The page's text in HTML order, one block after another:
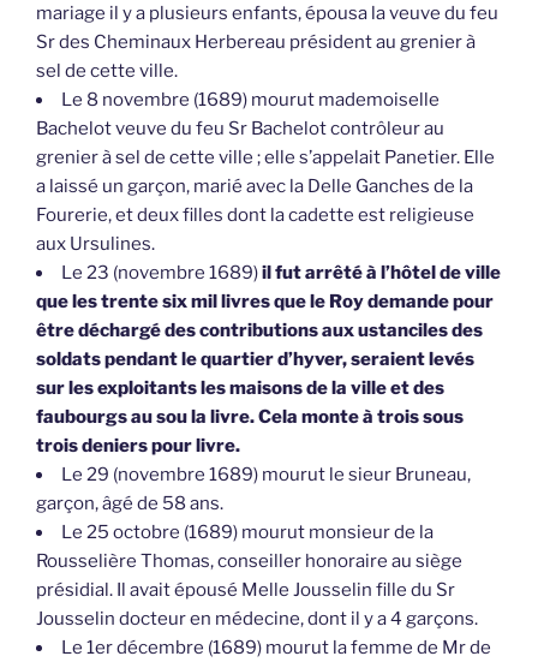
mariage il y a plusieurs enfants, épousa la veuve du feu
Sr des Cheminaux Herbereau président au grenier à
sel de cette ville.
Le 8 novembre (1689) mourut mademoiselle
Bachelot veuve du feu Sr Bachelot contrôleur au
grenier à sel de cette ville ; elle s’appelait Panetier. Elle
a laissé un garçon, marié avec la Delle Ganches de la
Fourerie, et deux filles dont la cadette est religieuse
aux Ursulines.
Le 23 (novembre 1689)il fut arrêté à l’hôtel de ville
que les trente six mil livres que le Roy demande pour
être déchargé des contributions aux ustanciles des
soldats pendant le quartier d’hyver, seraient levés
sur les exploitants les maisons de la ville et des
faubourgs au sou la livre. Cela monte à trois sous
trois deniers pour livre.
Le 29 (novembre 1689) mourut le sieur Bruneau,
garçon, âgé de 58 ans.
Le 25 octobre (1689) mourut monsieur de la
Rousselière Thomas, conseiller honoraire au siège
présidial. Il avait épousé Melle Jousselin fille du Sr
Jousselin docteur en médecine, dont il y a 4 garçons.
Le 1er décembre (1689) mourut la femme de Mr de